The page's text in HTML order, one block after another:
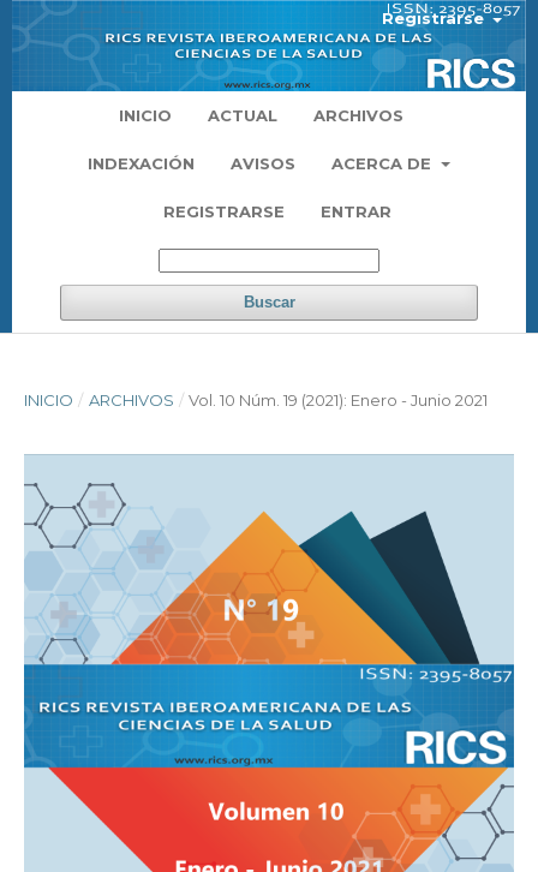
INICIO ACTUAL ARCHIVOS
INDEXACIÓN AVISOS ACERCA DE
REGISTRARSE ENTRAR
Buscar
Registrarse
INICIO / ARCHIVOS / Vol. 10 Núm. 19 (2021): Enero - Junio 2021